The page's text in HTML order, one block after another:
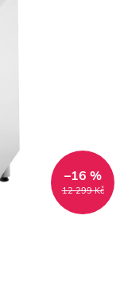
12 299 Kč
–16 %